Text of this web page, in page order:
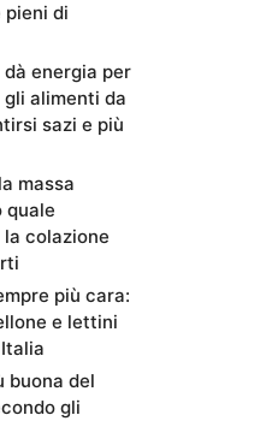
di
energia per
alimenti da
sazi e più
massa
quale
colazione
più cara:
e lettini
buona del
gli